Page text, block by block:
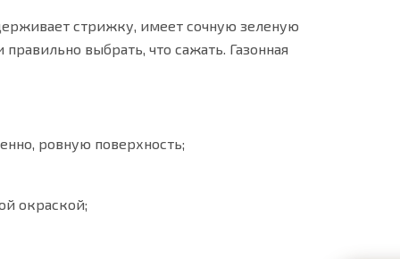
стрижку, имеет сочную зеленую
выбрать, что сажать. Газонная
ровную поверхность;
окраской;